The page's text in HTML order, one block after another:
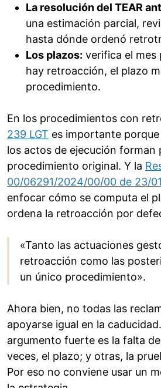
La resolución del TEAR
una estimación parcial,
hasta dónde ordenó
Los plazos: verifica el mes
hay retroacción, el plazo
procedimiento.
En los procedimientos con
239 LGT es importante
los actos de ejecución forman
procedimiento original. Y la
00/06291/2024/00/00 de 23/
enfocar cómo se computa el
ordena la retroacción por
«Tanto las actuaciones
retroacción como las
un único procedimiento».
Ahora bien, no todas las
apoyarse igual en la
argumento fuerte es la falta
veces, el plazo; y otras, la
Por eso no conviene usar un